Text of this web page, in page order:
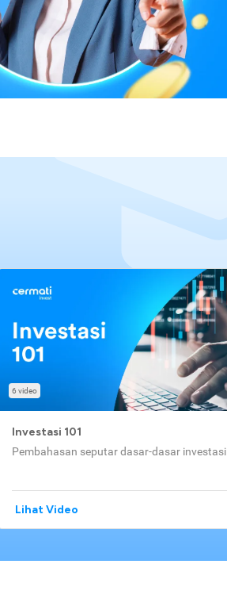
6 video
Investasi 101
Pembahasan seputar dasar-dasar investasi
Lihat Video